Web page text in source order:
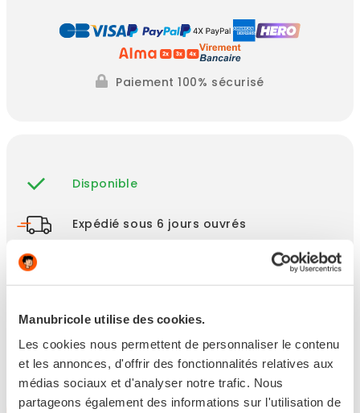
Manubricole utilise des cookies.
Les cookies nous permettent de personnaliser le contenu
et les annonces, d'offrir des fonctionnalités relatives aux
médias sociaux et d'analyser notre trafic. Nous
partageons également des informations sur l'utilisation de
Paiement 100% sécurisé
Disponible
Expédié sous 6 jours ouvrés
Les points clés